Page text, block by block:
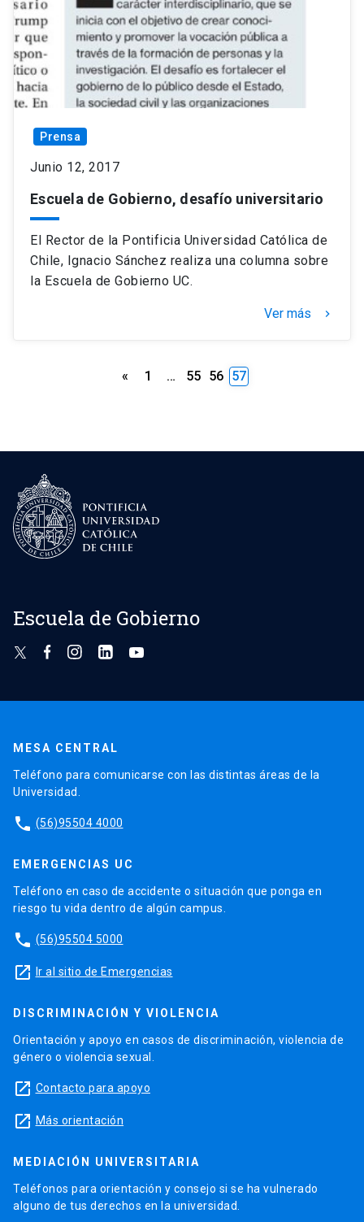
Prensa
Junio 12, 2017
Escuela de Gobierno, desafío universitario
El Rector de la Pontificia Universidad Católica de
Chile, Ignacio Sánchez realiza una columna sobre
la Escuela de Gobierno UC.
Ver más keyboard_arrow_right
Paginación
« 1 … 55 56 57
Escuela de Gobierno
MESA CENTRAL
Teléfono para comunicarse con las distintas áreas de la
Universidad.
phone (56)95504 4000
EMERGENCIAS UC
Teléfono en caso de accidente o situación que ponga en
riesgo tu vida dentro de algún campus.
phone (56)95504 5000
launch Ir al sitio de Emergencias
DISCRIMINACIÓN Y VIOLENCIA
Orientación y apoyo en casos de discriminación, violencia de
género o violencia sexual.
launch Contacto para apoyo
launch Más orientación
MEDIACIÓN UNIVERSITARIA
Teléfonos para orientación y consejo si se ha vulnerado
alguno de tus derechos en la universidad.